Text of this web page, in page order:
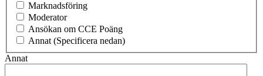
Marknadsföring
Moderator
Ansökan om CCE Poäng
Annat (Specificera nedan)
Annat